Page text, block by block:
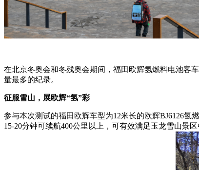
在北京冬奥会和冬残奥会期间，福田欧辉氢燃料电池客
量最多的纪录。
征服雪山，展欧辉“氢”彩
参与本次测试的福田欧辉车型为12米长的欧辉BJ6126
15-20分钟可续航400公里以上，可有效满足玉龙雪山景